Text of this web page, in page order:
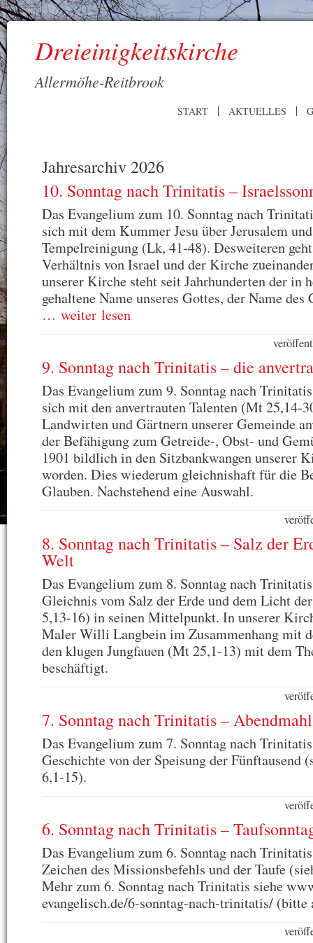
Dreieinigkeitskirche
Allermöhe-Reitbrook
START AKTUELLES
Jahresarchiv 2026
10. Sonntag nach Trinitatis –
Das Evangelium zum 10. Sonntag nach
sich mit dem Kummer Jesu über Jerusalem
Tempelreinigung (Lk, 41-48). Desweiteren
Verhältnis von Israel und der Kirche
unserer Kirche steht seit Jahrhunderten der in
gehaltene Name unseres Gottes, der Name des
… weiter lesen
9. Sonntag nach Trinitatis – die
Das Evangelium zum 9. Sonntag nach
sich mit den anvertrauten Talenten (Mt 25,14-
Landwirten und Gärtnern unserer Gemeinde
der Befähigung zum Getreide-, Obst- und
1901 bildlich in den Sitzbankwangen unserer
worden. Dies wiederum gleichnishaft für die
Glauben. Nachstehend eine Auswahl.
8. Sonntag nach Trinitatis – Salz der
Welt
Das Evangelium zum 8. Sonntag nach
Gleichnis vom Salz der Erde und dem Licht
5,13-16) in seinen Mittelpunkt. In unserer
Maler Willi Langbein im Zusammenhang mit
den klugen Jungfauen (Mt 25,1-13) mit dem
beschäftigt.
7. Sonntag nach Trinitatis –
Das Evangelium zum 7. Sonntag nach
Geschichte von der Speisung der Fünftausend
6,1-15).
6. Sonntag nach Trinitatis –
Das Evangelium zum 6. Sonntag nach
Zeichen des Missionsbefehls und der Taufe
Mehr zum 6. Sonntag nach Trinitatis siehe
evangelisch.de/6-sonntag-nach-trinitatis/